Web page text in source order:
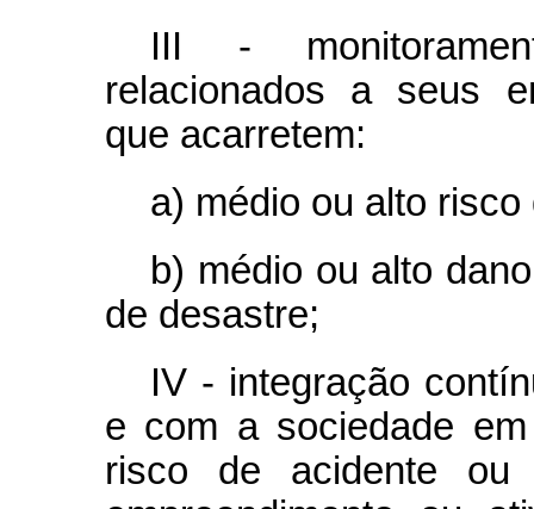
III -
relacionados a seus
que acarretem:
a) médio ou alto
b) médio ou alto
de desastre;
IV - integração
e com a sociedade
risco de acidente ou